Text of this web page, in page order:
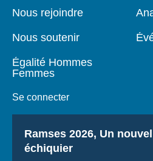
Nous rejoindre
Nous soutenir
Égalité Hommes
Femmes
Se connecter
Titre
Ramses 2026, Un nouvel
échiquier